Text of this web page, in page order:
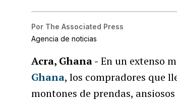
Por The Associated Press
Agencia de noticias
Acra, Ghana - En un extenso
Ghana, los compradores que
montones de prendas,